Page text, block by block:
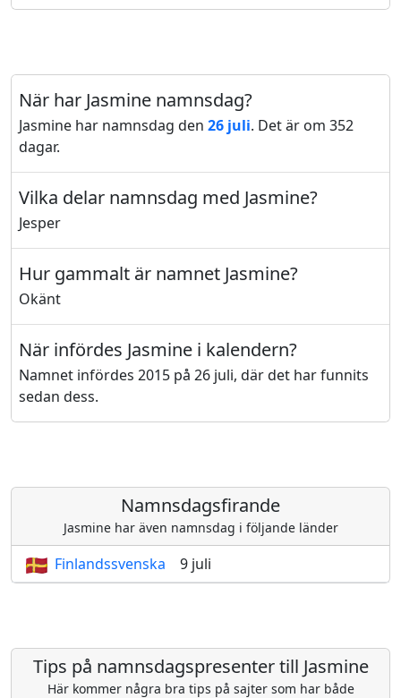
När har Jasmine namnsdag?
Jasmine har namnsdag den 26 juli. Det är om 352
dagar.
Vilka delar namnsdag med Jasmine?
Jesper
Hur gammalt är namnet Jasmine?
Okänt
När infördes Jasmine i kalendern?
Namnet infördes 2015 på 26 juli, där det har funnits
sedan dess.
Namnsdagsfirande
Jasmine har även namnsdag i följande länder
Finlandssvenska 9 juli
Tips på namnsdagspresenter till Jasmine
Här kommer några bra tips på sajter som har både